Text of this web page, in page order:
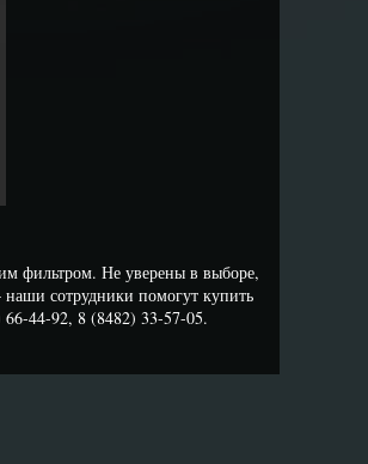
фильтром. Не уверены в выборе,
сотрудники помогут купить
44-92, 8 (8482) 33-57-05.